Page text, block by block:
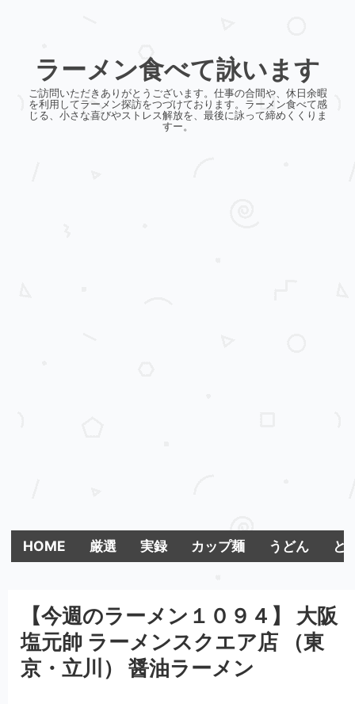
ラーメン食べて詠います
ご訪問いただきありがとうございます。仕事の合間や、休日余暇
を利用してラーメン探訪をつづけております。ラーメン食べて感
じる、小さな喜びやストレス解放を、最後に詠って締めくくりま
すー。
HOME 厳選 実録 カップ麺 うどん と
【今週のラーメン１０９４】 大阪
塩元帥 ラーメンスクエア店 （東
京・立川） 醤油ラーメン